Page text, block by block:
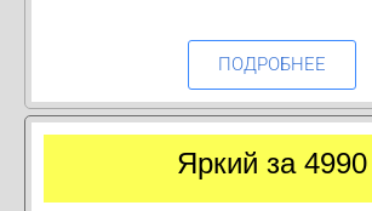
ПОДРОБНЕЕ
Яркий за 4990